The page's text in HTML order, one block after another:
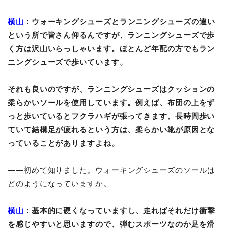
横山 ：ウォーキングシューズとランニングシューズの違い
という所で皆さん仰るんですが、ランニングシューズで歩
く方は沢山いらっしゃいます。ほとんど年配の方でもラン
ニングシューズで歩いています。
それも良いのですが、ランニングシューズはクッションの
柔らかいソールを使用しています。例えば、布団の上をず
っと歩いているとフクラハギが張ってきます。長時間歩い
ていて結構足が疲れるという方は、柔らかい靴が原因とな
っていることがありますよね。
――初めて知りました。ウォーキングシューズのソールは
どのようになっていますか。
横山 ：基本的に硬くなっていますし、走ればそれだけ衝撃
を感じやすいと思いますので、弾むスポーツなのか足を滑